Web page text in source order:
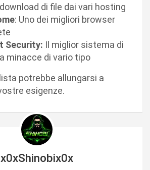
di file dai vari hosting
: Uno dei migliori browser
Security: Il miglior sistema di
minacce di vario tipo
potrebbe allungarsi a
esigenze.
x0xShinobix0x